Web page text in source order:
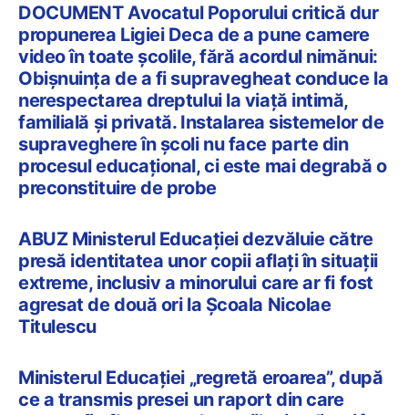
DOCUMENT Avocatul Poporului critică dur
propunerea Ligiei Deca de a pune camere
video în toate școlile, fără acordul nimănui:
Obișnuința de a fi supravegheat conduce la
nerespectarea dreptului la viață intimă,
familială și privată. Instalarea sistemelor de
supraveghere în școli nu face parte din
procesul educațional, ci este mai degrabă o
preconstituire de probe
ABUZ Ministerul Educației dezvăluie către
presă identitatea unor copii aflați în situații
extreme, inclusiv a minorului care ar fi fost
agresat de două ori la Școala Nicolae
Titulescu
Ministerul Educației „regretă eroarea”, după
ce a transmis presei un raport din care